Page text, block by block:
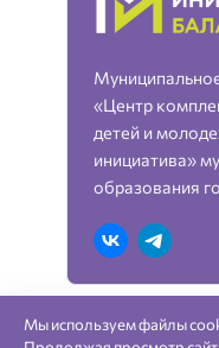
«Центр
детей и
инициатива»
образования
«Молодежная
Мы используем файлы